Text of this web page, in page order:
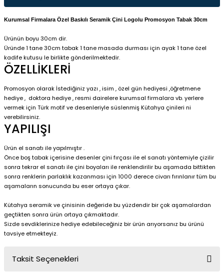
Kurumsal Firmalara Özel Baskılı Seramik Çini Logolu Promosyon Tabak 30cm
Ürünün boyu 30cm dir.
Üründe 1 tane 30cm tabak 1 tane masada durması için ayak 1 tane özel
kadife kutusu le birlikte gönderilmektedir.
ÖZELLİKLERİ
Promosyon olarak İstediğiniz yazı , isim , özel gün hediyesi ,öğretmene
hediye , doktora hediye , resmi dairelere kurumsal firmalara vb. yerlere
vermek için Türk motif ve desenleriyle süslenmiş Kütahya çinileri ni
verebilirsiniz.
YAPILIŞI
Ürün el sanatı ile yapılmıştır .
Önce boş tabak içerisine desenler çini fırçası ile el sanatı yöntemiyle çizilir
sonra tekrar el sanatı ile çini boyaları ile renklendirilir bu aşamada bittikten
sonra renklerin parlaklık kazanması için 1000 derece civarı fırınlanır tüm bu
aşamaların sonucunda bu eser ortaya çıkar.
Kütahya seramik ve çinisinin değeride bu yüzdendir bir çok aşamalardan
geçtikten sonra ürün ortaya çıkmaktadır.
Sizde sevdiklerinize hediye edebileceğiniz bir ürün arıyorsanız bu ürünü
tavsiye etmekteyiz.
Taksit Seçenekleri